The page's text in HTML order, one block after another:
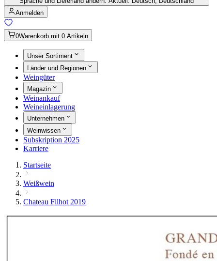
Anmelden
0Warenkorb mit 0 Artikeln
Unser Sortiment
Länder und Regionen
Weingüter
Magazin
Weinankauf
Weineinlagerung
Unternehmen
Weinwissen
Subskription 2025
Karriere
Startseite
Weißwein
Chateau Filhot 2019